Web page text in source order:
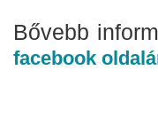
Bővebb
facebook